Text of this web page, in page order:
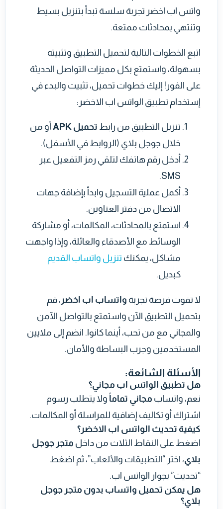
واتس اب اخضر تجربة سلسة تبدأ بتنزيل بسيط
وتنتهي بمحادثات ممتعة.
اتبع الخطوات التالية لتحميل التطبيق وتثبيته
بسهولة، واستمتع بكل مميزات التواصل الحديثة
على الفور! إليك خطوات تحميل، تثبيت والبدء في
إستخدام تطبيق الواتس اب الاخضر:
تنزيل التطبيق من رابط تحميل APK
أو من
خلال جوجل بلاي (الروابط في الأسفل).
أدخل رقم هاتفك لتلقي رمز التفعيل عبر
SMS.
أكمل عملية التسجيل وابدأ بإضافة جهات
الاتصال من دفتر العناوين.
استمتع بالمحادثات، المكالمات، أو مشاركة
الوسائط مع الأصدقاء والعائلة، وإذا واجهت
مشاكل، يمكنك تنزيل واتساب القديم
كبديل.
لا تفوت فرصة تجربة واتساب اب اخضر ، قم
بتحميل التطبيق الآن واستمتع بالتواصل الآمن
والمجاني مع من تحب، أينما كانوا. انضم إلى ملايين
المستخدمين وجرب البساطة والأمان.
الأسئلة الشائعة:
هل تطبيق الواتس اب مجاني؟
نعم، واتساب مجاني تماماً ولا يتطلب رسوم
اشتراك أو تكاليف إضافية للمراسلة أو المكالمات.
كيفية تحديث الواتس اب الاخضر؟
اضغط على النقاط الثلاث من داخل متجر جوجل
بلاي، اختر “التطبيقات والألعاب”، ثم اضغط
“تحديث” بجوار الواتس اب.
هل يمكن تحميل واتساب بدون متجر جوجل
بلاي؟